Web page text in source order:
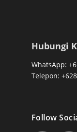
Hubungi
WhatsApp:
Telepon:
Follow